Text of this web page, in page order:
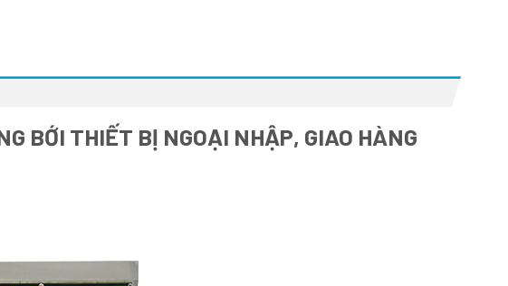
BỚI THIẾT BỊ NGOẠI NHẬP, GIAO HÀNG